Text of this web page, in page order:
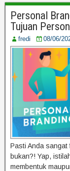
Personal
Tujuan
fredi 08/06/
Pasti Anda sangat
bukan?! Yap,
membentuk